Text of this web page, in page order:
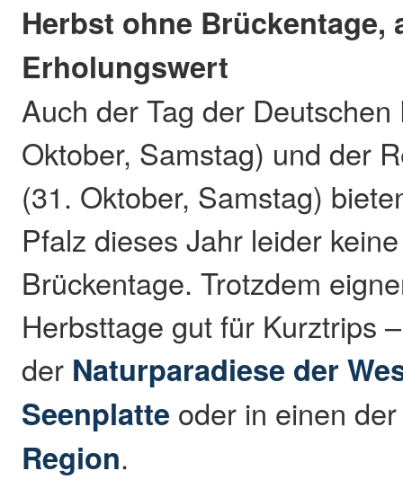
Herbst ohne Brückentage,
Erholungswert
Auch der Tag der
Oktober, Samstag) und der
(31. Oktober, Samstag)
Pfalz dieses Jahr leider
Brückentage. Trotzdem
Herbsttage gut für Kurztrips
der Naturparadiese der
Seenplatte oder in einen
Region.